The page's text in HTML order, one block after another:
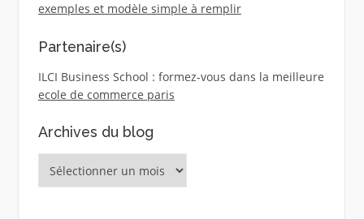
exemples et modèle simple à remplir
Partenaire(s)
ILCI Business School : formez-vous dans la meilleure
ecole de commerce paris
Archives du blog
du